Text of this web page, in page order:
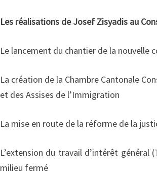
Les réalisations de Josef Zisyadis au
Le lancement du chantier de la nouvelle
La création de la Chambre Cantonale
et des Assises de l’Immigration
La mise en route de la réforme de la
L’extension du travail d’intérêt général
milieu fermé